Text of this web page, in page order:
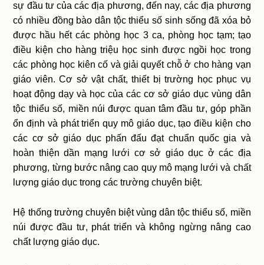
sự đầu tư của các địa phương, đến nay, các địa phương
có nhiều đồng bào dân tộc thiểu số sinh sống đã xóa bỏ
được hầu hết các phòng học 3 ca, phòng học tạm; tạo
điều kiện cho hàng triệu học sinh được ngồi học trong
các phòng học kiên cố và giải quyết chỗ ở cho hàng vạn
giáo viên. Cơ sở vật chất, thiết bị trường học phục vụ
hoạt động dạy và học của các cơ sở giáo dục vùng dân
tộc thiểu số, miền núi được quan tâm đầu tư, góp phần
ổn định và phát triển quy mô giáo dục, tạo điều kiện cho
các cơ sở giáo dục phấn đấu đạt chuẩn quốc gia và
hoàn thiện dần mạng lưới cơ sở giáo dục ở các địa
phương, từng bước nâng cao quy mô mạng lưới và chất
lượng giáo dục trong các trường chuyên biệt.
Hệ thống trường chuyên biệt vùng dân tộc thiểu số, miền
núi được đầu tư, phát triển và không ngừng nâng cao
chất lượng giáo dục.